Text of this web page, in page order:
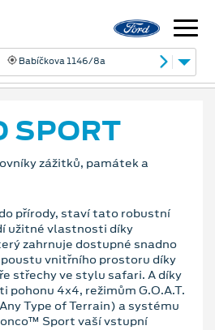
Babíčkova 1146/8a
SPORT
zážitků, památek a
přírody, staví tato robustní
užitné vlastnosti díky
zahrnuje dostupné snadno
vnitřního prostoru díky
střechy ve stylu safari. A díky
pohonu 4x4, režimům G.O.A.T.
Type of Terrain) a systému
Sport vaší vstupní